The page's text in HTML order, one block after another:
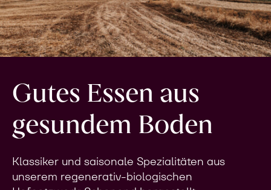
Gutes Essen aus
gesundem Boden
Klassiker und saisonale Spezialitäten aus
unserem regenerativ-biologischen